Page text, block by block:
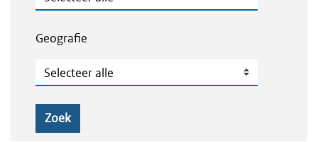
Geografie
Geografie
Zoek